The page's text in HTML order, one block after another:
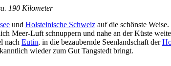
190 Kilometer
und Holsteinische Schweiz auf die schönste
Meer-Luft schnuppern und nahe an der Küste
nach Eutin, in die bezaubernde Seenlandschaft der
wieder zum Gut Tangstedt bringt.